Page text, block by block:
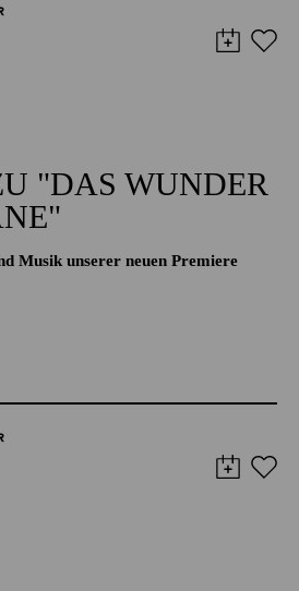
"DAS WUNDER
Musik unserer neuen Premiere